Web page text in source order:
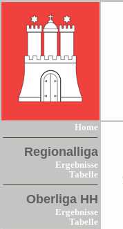
Home
Regionalliga
Ergebnisse
Tabelle
Oberliga HH
Ergebnisse
Tabelle